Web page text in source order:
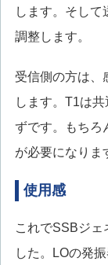
します。そし
調整します。
受信側の方は、
します。T1は
ずです。もちろ
が必要になりま
使用感
これでSSBジェ
した。LOの発